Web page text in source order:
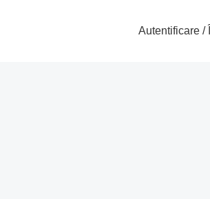
Autentificare /